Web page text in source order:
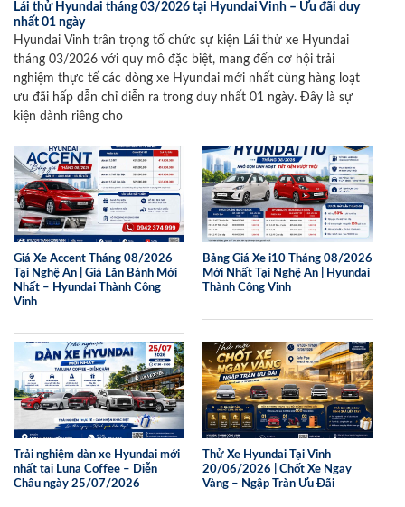
Lái thử Hyundai tháng 03/2026 tại Hyundai Vinh – Ưu đãi duy
nhất 01 ngày
Hyundai Vinh trân trọng tổ chức sự kiện Lái thử xe Hyundai
tháng 03/2026 với quy mô đặc biệt, mang đến cơ hội trải
nghiệm thực tế các dòng xe Hyundai mới nhất cùng hàng loạt
ưu đãi hấp dẫn chỉ diễn ra trong duy nhất 01 ngày. Đây là sự
kiện dành riêng cho
Giá Xe Accent Tháng 08/2026
Tại Nghệ An | Giá Lăn Bánh Mới
Nhất – Hyundai Thành Công
Vinh
Bảng Giá Xe i10 Tháng 08/2026
Mới Nhất Tại Nghệ An | Hyundai
Thành Công Vinh
Trải nghiệm dàn xe Hyundai mới
nhất tại Luna Coffee – Diễn
Châu ngày 25/07/2026
Thử Xe Hyundai Tại Vinh
20/06/2026 | Chốt Xe Ngay
Vàng – Ngập Tràn Ưu Đãi